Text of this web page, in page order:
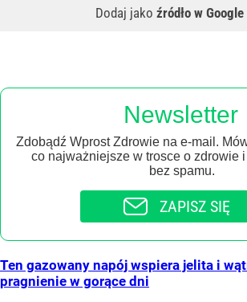
Dodaj jako źródło w Google
Newsletter
Zdobądź Wprost Zdrowie na e-mail.
co najważniejsze w trosce o zdrowie
bez spamu.
ZAPISZ SIĘ
Ten gazowany napój wspiera jelita i
pragnienie w gorące dni